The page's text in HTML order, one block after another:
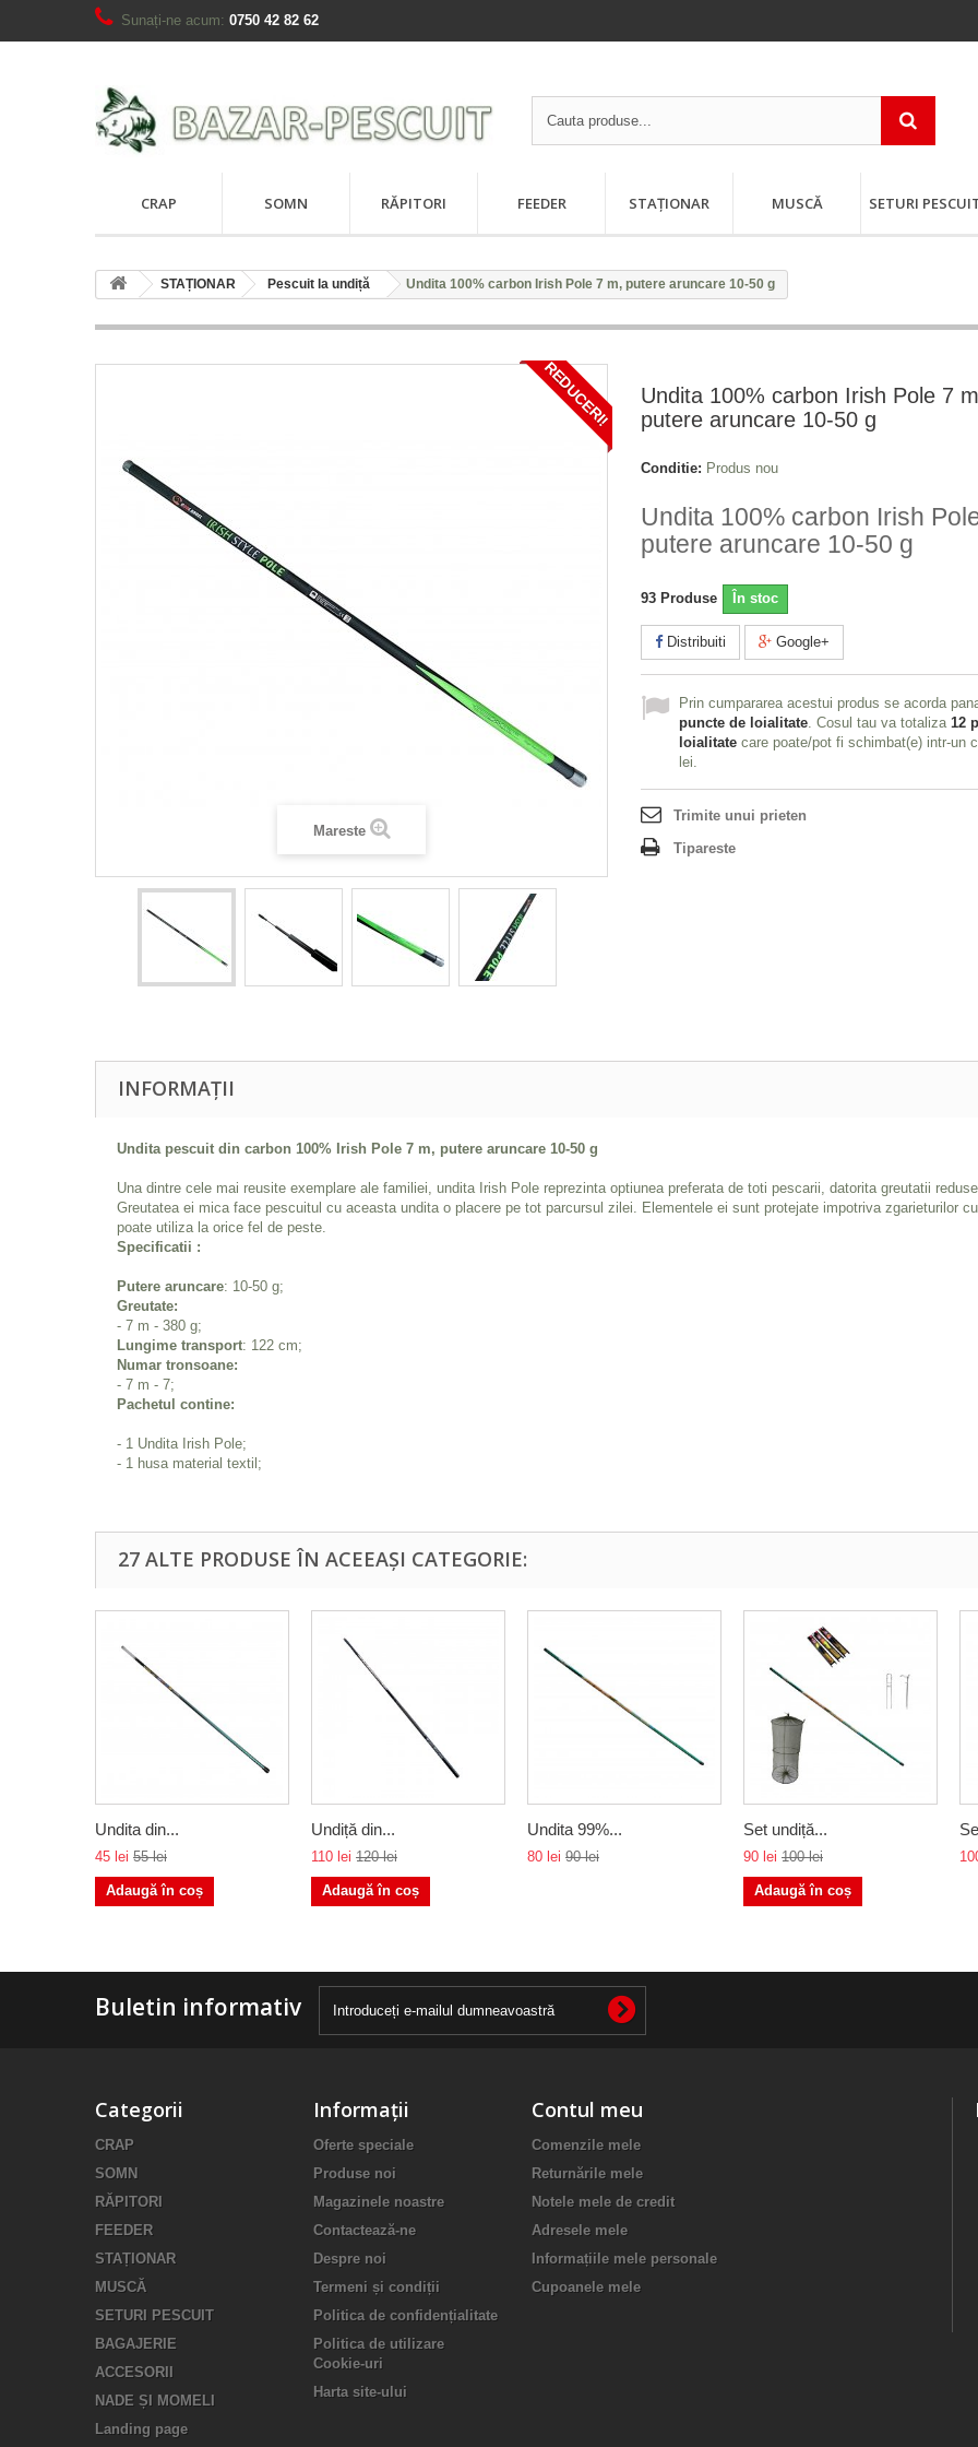
Sunați-ne acum: 0750 42 82 62
CRAP SOMN RĂPITORI FEEDER STAȚIONAR MUSCĂ SETURI
STAȚIONAR Pescuit la undiță Undita 100% carbon Irish Pole 7 m, putere aruncare 10-50 g
REDUCERI!
Mareste
Undita 100% carbon Irish Pole 7
putere aruncare 10-50 g
Conditie: Produs nou
Undita 100% carbon Irish
putere aruncare 10-50 g
93 Produse În stoc
Distribuiti Google+
Prin cumpararea acestui produs se acorda
puncte de loialitate. Cosul tau va totaliza 12
loialitate care poate/pot fi schimbat(e) intr-un
lei.
Trimite unui prieten
Tipareste
INFORMAȚII
Undita pescuit din carbon 100% Irish Pole 7 m, putere aruncare 10-50 g
Una dintre cele mai reusite exemplare ale familiei, undita Irish Pole reprezinta optiunea preferata de toti pescarii, datorita greutatii
Greutatea ei mica face pescuitul cu aceasta undita o placere pe tot parcursul zilei. Elementele ei sunt protejate impotriva zgarieturilor
poate utiliza la orice fel de peste.
Specificatii :
Putere aruncare: 10-50 g;
Greutate:
- 7 m - 380 g;
Lungime transport: 122 cm;
Numar tronsoane:
- 7 m - 7;
Pachetul contine:
- 1 Undita Irish Pole;
- 1 husa material textil;
27 ALTE PRODUSE ÎN ACEEAȘI CATEGORIE:
Undita din...
45 lei 55 lei
Adaugă în coș
Undiță din...
110 lei 120 lei
Adaugă în coș
Undita 99%...
80 lei 90 lei
Set undiță...
90 lei 100 lei
Adaugă în coș
Buletin informativ
Categorii
CRAP
SOMN
RĂPITORI
FEEDER
STAȚIONAR
MUSCĂ
SETURI PESCUIT
BAGAJERIE
ACCESORII
NADE ȘI MOMELI
Landing page
Informații
Oferte speciale
Produse noi
Magazinele noastre
Contactează-ne
Despre noi
Termeni și condiții
Politica de confidențialitate
Politica de utilizare
Cookie-uri
Harta site-ului
Contul meu
Comenzile mele
Returnările mele
Notele mele de credit
Adresele mele
Informațiile mele personale
Cupoanele mele